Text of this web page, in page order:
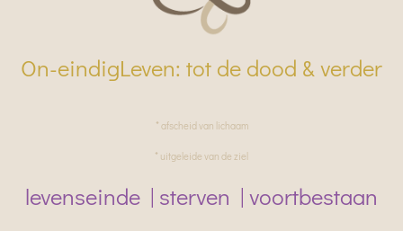
On-eindigLeven: tot de dood & verder
* afscheid van lichaam
* uitgeleide van de ziel
levenseinde | sterven | voortbestaan